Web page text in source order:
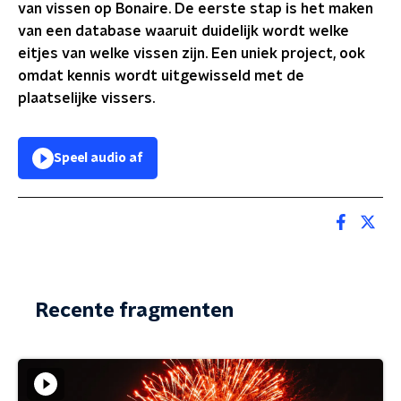
van vissen op Bonaire. De eerste stap is het maken
van een database waaruit duidelijk wordt welke
eitjes van welke vissen zijn. Een uniek project, ook
omdat kennis wordt uitgewisseld met de
plaatselijke vissers.
Speel audio af
Recente fragmenten